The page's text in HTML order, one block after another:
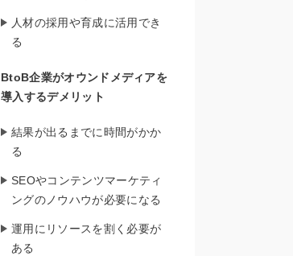
人材の採用や育成に活用でき
る
BtoB企業がオウンドメディアを
導入するデメリット
結果が出るまでに時間がかか
る
SEOやコンテンツマーケティ
ングのノウハウが必要になる
運用にリソースを割く必要が
ある